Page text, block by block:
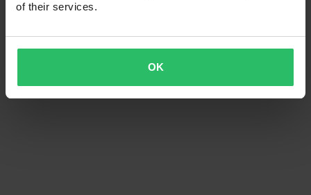
of their services.
OK